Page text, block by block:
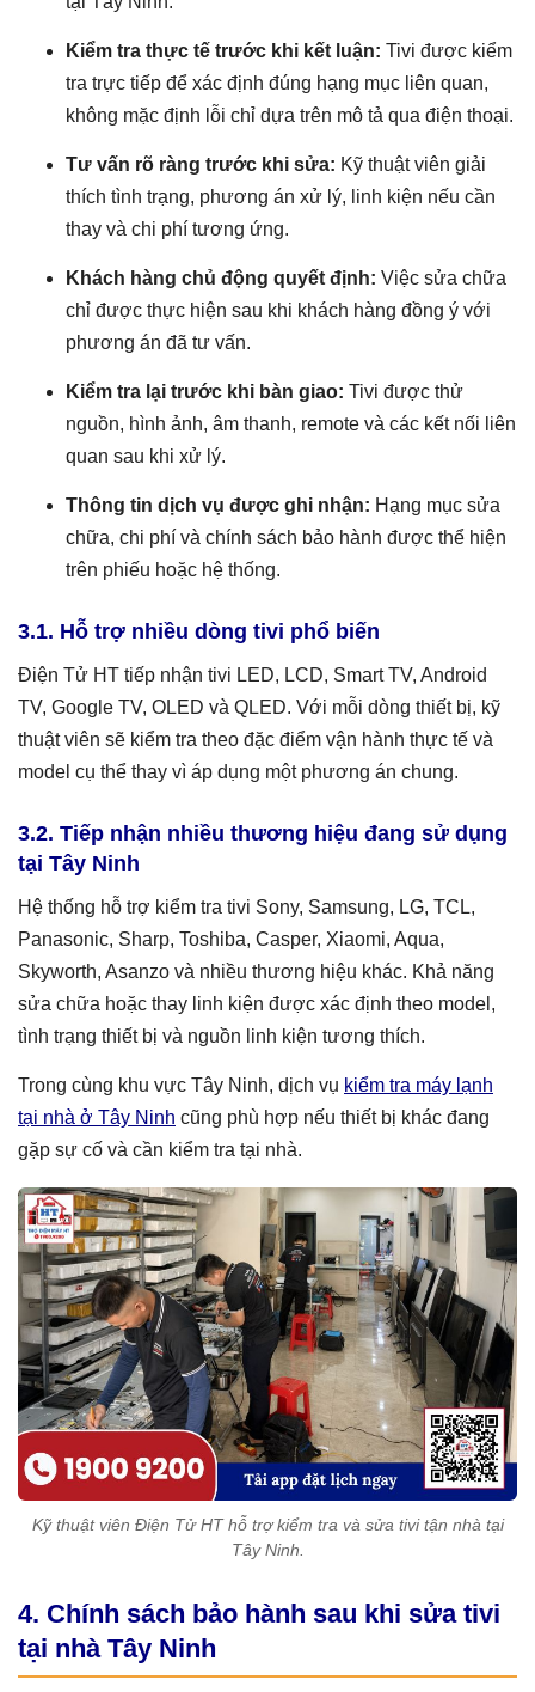
Kiểm tra thực tế trước khi kết luận: Tivi được kiểm
tra trực tiếp để xác định đúng hạng mục liên quan,
không mặc định lỗi chỉ dựa trên mô tả qua điện thoại.
Tư vấn rõ ràng trước khi sửa: Kỹ thuật viên giải
thích tình trạng, phương án xử lý, linh kiện nếu cần
thay và chi phí tương ứng.
Khách hàng chủ động quyết định: Việc sửa chữa
chỉ được thực hiện sau khi khách hàng đồng ý với
phương án đã tư vấn.
Kiểm tra lại trước khi bàn giao: Tivi được thử
nguồn, hình ảnh, âm thanh, remote và các kết nối liên
quan sau khi xử lý.
Thông tin dịch vụ được ghi nhận: Hạng mục sửa
chữa, chi phí và chính sách bảo hành được thể hiện
trên phiếu hoặc hệ thống.
3.1. Hỗ trợ nhiều dòng tivi phổ biến
Điện Tử HT tiếp nhận tivi LED, LCD, Smart TV, Android
TV, Google TV, OLED và QLED. Với mỗi dòng thiết bị, kỹ
thuật viên sẽ kiểm tra theo đặc điểm vận hành thực tế và
model cụ thể thay vì áp dụng một phương án chung.
3.2. Tiếp nhận nhiều thương hiệu đang sử dụng
tại Tây Ninh
Hệ thống hỗ trợ kiểm tra tivi Sony, Samsung, LG, TCL,
Panasonic, Sharp, Toshiba, Casper, Xiaomi, Aqua,
Skyworth, Asanzo và nhiều thương hiệu khác. Khả năng
sửa chữa hoặc thay linh kiện được xác định theo model,
tình trạng thiết bị và nguồn linh kiện tương thích.
Trong cùng khu vực Tây Ninh, dịch vụ kiểm tra máy lạnh
tại nhà ở Tây Ninh cũng phù hợp nếu thiết bị khác đang
gặp sự cố và cần kiểm tra tại nhà.
Kỹ thuật viên Điện Tử HT hỗ trợ kiểm tra và sửa tivi tận nhà tại
Tây Ninh.
4. Chính sách bảo hành sau khi sửa tivi
tại nhà Tây Ninh